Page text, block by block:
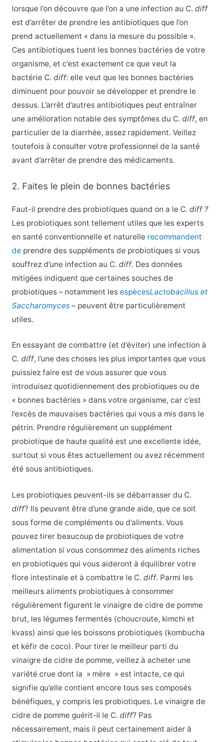
lorsque l’on découvre que l’on a une infection au C. diff
est d’arrêter de prendre les antibiotiques que l’on
prend actuellement « dans la mesure du possible ».
Ces antibiotiques tuent les bonnes bactéries de votre
organisme, et c’est exactement ce que veut la
bactérie C. diff: elle veut que les bonnes bactéries
diminuent pour pouvoir se développer et prendre le
dessus. L’arrêt d’autres antibiotiques peut entraîner
une amélioration notable des symptômes du C. diff, en
particulier de la diarrhée, assez rapidement. Veillez
toutefois à consulter votre professionnel de la santé
avant d’arrêter de prendre des médicaments.
2. Faites le plein de bonnes bactéries
Faut-il prendre des probiotiques quand on a le C. diff ?
Les probiotiques sont tellement utiles que les experts
en santé conventionnelle et naturelle recommandent
deprendre des suppléments de probiotiques si vous
souffrez d’une infection au C. diff. Des données
mitigées indiquent que certaines souches de
probiotiques – notamment les espècesLactobacillus et
Saccharomyces– peuvent être particulièrement
utiles.
En essayant de combattre (et d’éviter) une infection à
C. diff, l’une des choses les plus importantes que vous
puissiez faire est de vous assurer que vous
introduisez quotidiennement des probiotiques ou de
« bonnes bactéries » dans votre organisme, car c’est
l’excès de mauvaises bactéries qui vous a mis dans le
pétrin. Prendre régulièrement un supplément
probiotique de haute qualité est une excellente idée,
surtout si vous êtes actuellement ou avez récemment
été sous antibiotiques.
Les probiotiques peuvent-ils se débarrasser du C.
diff? Ils peuvent être d’une grande aide, que ce soit
sous forme de compléments ou d’aliments. Vous
pouvez tirer beaucoup de probiotiques de votre
alimentation si vous consommez des aliments riches
en probiotiques qui vous aideront à équilibrer votre
flore intestinale et à combattre le C. diff. Parmi les
meilleurs aliments probiotiques à consommer
régulièrement figurent le vinaigre de cidre de pomme
brut, les légumes fermentés (choucroute, kimchi et
kvass) ainsi que les boissons probiotiques (kombucha
et kéfir de coco). Pour tirer le meilleur parti du
vinaigre de cidre de pomme, veillez à acheter une
variété crue dont la » mère » est intacte, ce qui
signifie qu’elle contient encore tous ses composés
bénéfiques, y compris les probiotiques. Le vinaigre de
cidre de pomme guérit-il le C. diff? Pas
nécessairement, mais il peut certainement aider à